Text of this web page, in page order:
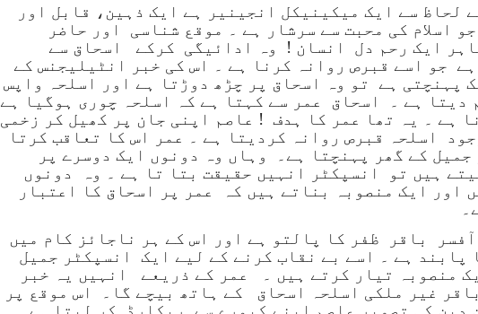
لحاظ سے ایک میکینیکل انجینیر ہے ایک ذہین، قابل اور
اسلام کی محبت سے سرشار ہے ۔ موقع شناسی
اور حاضر
ایک رحم دل
انسان ! وہ ادائیگی کرکے
اسحاق سے
جو اسے قبرص روانہ کرنا ہے ۔ اس کی خبر انٹیلیجنس کے
پہنچتی ہے
تو وہ اسحاق پر چڑھ دوڑتا ہے اور اسلحہ واپس
دیتا ہے ۔ اسحاق
عمر سے کہتا ہے کہ اسلحہ چوری ہوگیا ہے
ہے ۔ یہ تھا عمر کا ہدف ! عاصم اپنی جان پر کھیل کر زخمی
اسلحہ قبرص روانہ کردیتا ہے ۔ عمر اس کا تعاقب کرتا
جمیل کے گھر پہنچتا ہے۔
وہاں وہ دونوں ایک دوسرے پر
ہیں تو
انسپکٹر انہیں حقیقت بتا تا ہے ۔ وہ
دونوں
اور ایک منصوبہ بناتے ہیں کہ
عمر پر اسحاق کا اعتبار
باقر
ظفر کا پالتو ہے اور اس کے ہر ناجائز کام میں
پابند ہے ۔ اسے بے نقاب کرنے کے لیے ایک
انسپکٹر جمیل
منصوبہ تیار کرتے ہیں ۔ عمر کے ذریعے
انہیں یہ خبر
غیر ملکی اسلحہ اسحاق
کے ہاتھ بیچے گا۔
اس موقع پر
دین کی تصویر عاصم اپنے کیمرے سے ریکارڈ
کر لیتا ہے ۔